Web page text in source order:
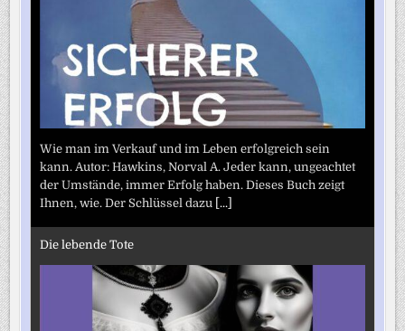
Wie man im Verkauf und im Leben erfolgreich sein
kann. Autor: Hawkins, Norval A. Jeder kann, ungeachtet
der Umstände, immer Erfolg haben. Dieses Buch zeigt
Ihnen, wie. Der Schlüssel dazu
[...]
Die lebende Tote